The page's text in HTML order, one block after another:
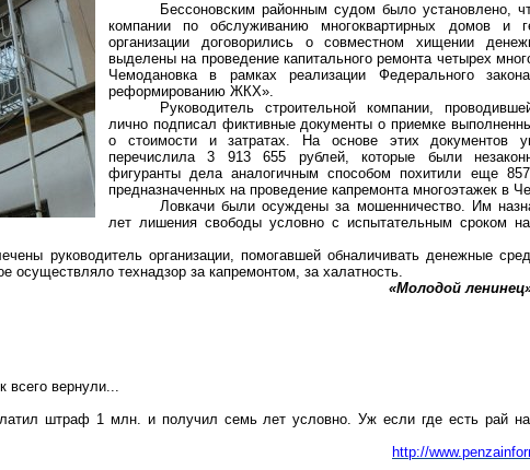
Бессоновским районным судом было установлено,
компании по обслуживанию многоквартирных домов и
организации договорились о совместном хищении
выделены на проведение капитального ремонта четырех
Чемодановка в рамках реализации Федерального
реформированию ЖКХ».
Руководитель строительной компании,
лично подписал фиктивные документы о приемке
о стоимости и затратах. На основе этих документов
перечислила 3 913 655 рублей, которые были
фигуранты дела аналогичным способом похитили еще
предназначенных на проведение капремонта многоэтажек в
Ловкачи были осуждены за мошенничество. Им
лет лишения свободы условно с испытательным сроком
руководитель организации, помогавшей обналичивать денежные
осуществляло технадзор за капремонтом, за халатность.
«Молодой
всего вернули...
штраф 1 млн. и получил семь лет условно. Уж если где есть рай
http://